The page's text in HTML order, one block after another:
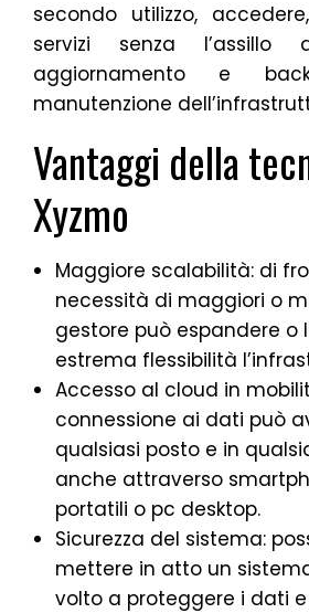
secondo utilizzo,
servizi senza l’assillo
aggiornamento e
manutenzione
Vantaggi della
Xyzmo
Maggiore scalabilità: di
necessità di maggiori o
gestore può espandere o
estrema flessibilità
Accesso al cloud in
connessione ai dati può
qualsiasi posto e in
anche attraverso
portatili o pc desktop.
Sicurezza del sistema:
mettere in atto un
volto a proteggere i dati